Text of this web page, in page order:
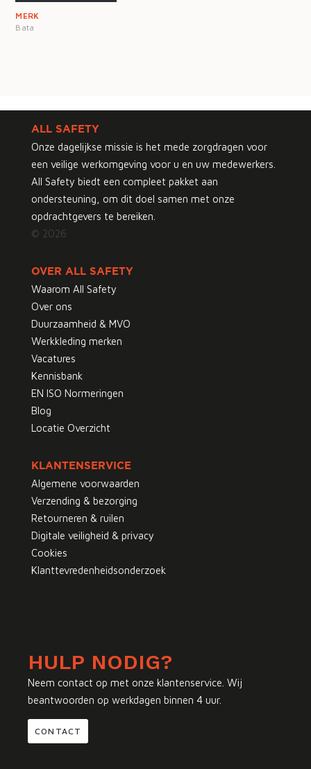
MERK
Bata
ALL SAFETY
Onze dagelijkse missie is het mede zorgdragen voor
een veilige werkomgeving voor u en uw medewerkers.
All Safety biedt een compleet pakket aan
ondersteuning, om dit doel samen met onze
opdrachtgevers te bereiken.
© 2026
OVER ALL SAFETY
Waarom All Safety
Over ons
Duurzaamheid & MVO
Werkkleding merken
Vacatures
Kennisbank
EN ISO Normeringen
Blog
Locatie Overzicht
KLANTENSERVICE
Algemene voorwaarden
Verzending & bezorging
Retourneren & ruilen
Digitale veiligheid & privacy
Cookies
Klanttevredenheidsonderzoek
HULP NODIG?
Neem contact op met onze klantenservice. Wij
beantwoorden op werkdagen binnen 4 uur.
CONTACT